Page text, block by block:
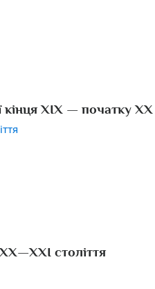
кінця ХІХ — початку ХХ
століття